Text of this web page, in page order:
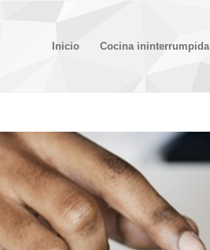
Inicio Cocina ininterrumpida